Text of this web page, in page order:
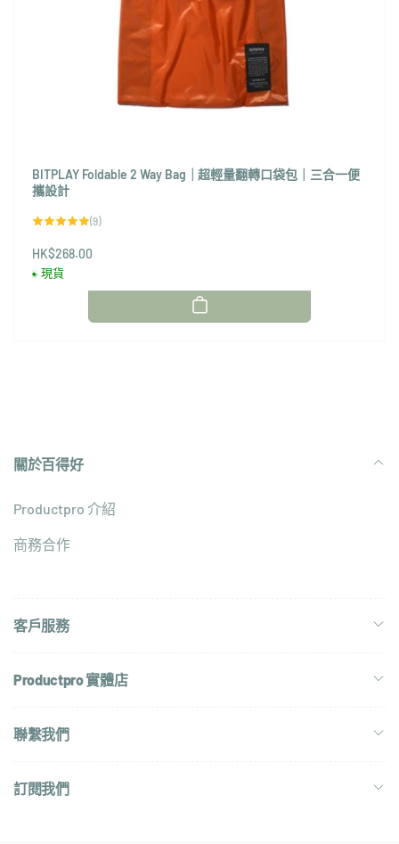
BITPLAY Foldable 2 Way Bag｜超輕量翻轉口袋包｜三合一便
攜設計
(9)9
HK$268.00
現貨
關於百得好
Productpro 介紹
商務合作
客戶服務
Productpro 實體店
聯繫我們
訂閱我們